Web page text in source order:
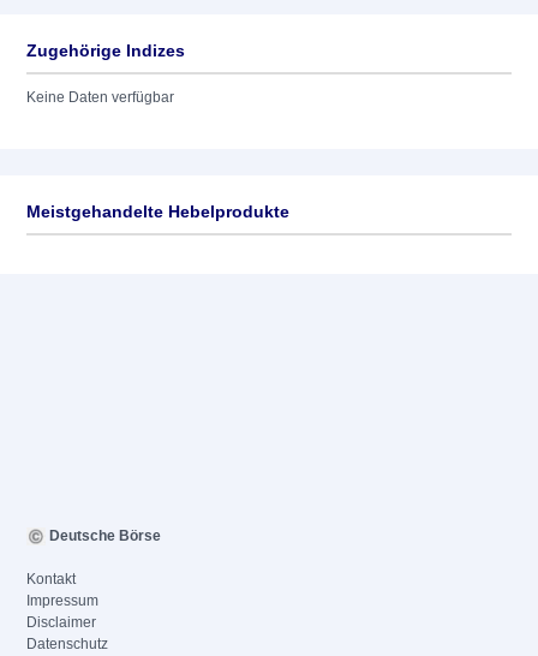
Zugehörige Indizes
Keine Daten verfügbar
Meistgehandelte Hebelprodukte
Deutsche Börse
Kontakt
Impressum
Disclaimer
Datenschutz